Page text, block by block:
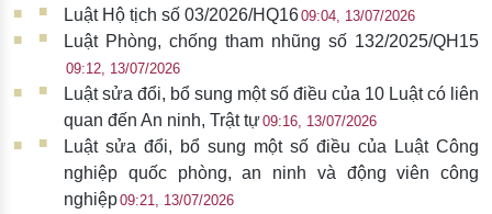
Luật Hộ tịch số 03/2026/HQ1609:04, 13/07/2026
Luật Phòng, chống tham nhũng số 132/2025/QH15
09:12, 13/07/2026
Luật sửa đổi, bổ sung một số điều của 10 Luật có liên
quan đến An ninh, Trật tự09:16, 13/07/2026
Luật sửa đổi, bổ sung một số điều của Luật Công
nghiệp quốc phòng, an ninh và động viên công
nghiệp09:21, 13/07/2026